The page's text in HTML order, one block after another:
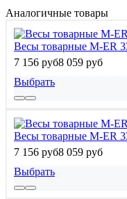
Аналогичные товары
Весы товарные M-ER
7 156 руб8 059 руб
Выбрать
Весы товарные M-ER
7 156 руб8 059 руб
Выбрать